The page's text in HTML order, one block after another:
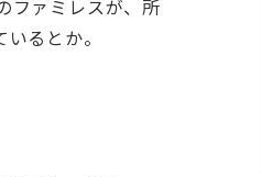
ファミレスが、所
るとか。